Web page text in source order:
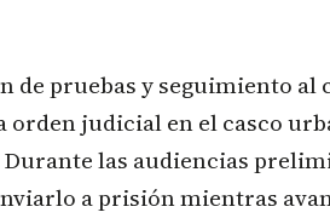
de pruebas y seguimiento al
judicial en el casco
las audiencias
a prisión mientras